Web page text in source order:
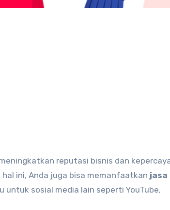
ini, Anda juga bisa memanfaatkan jasa
untuk sosial media lain seperti YouTube,